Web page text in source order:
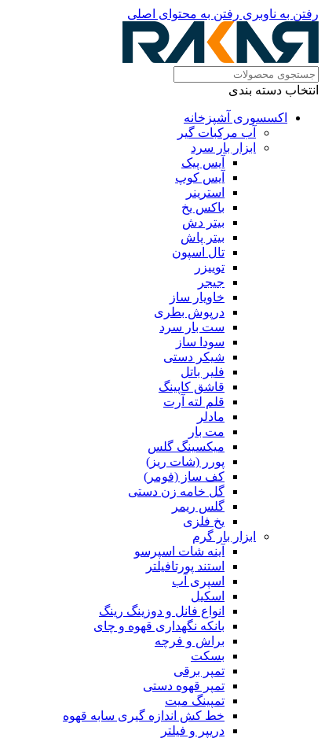
رفتن به ناوبری رفتن به محتوای اصلی
انتخاب دسته بندی
اکسسوری آشپزخانه
آب مرکبات گیر
ابزار بار سرد
آیس پیک
آیس کوپ
استرینر
باکس یخ
بیتر دش
بیتر پاش
تال اسپون
توییزر
جیجر
خاویار ساز
درپوش بطری
ست بار سرد
سودا ساز
شیکر دستی
فلیر باتل
قاشق کاپینگ
قلم لته آرت
مادلر
مت بار
میکسینگ گلس
پورر (شات ریز)
کف ساز (فومر)
گل خامه زن دستی
گلس ریمر
یخ فلزی
ابزار بار گرم
آینه شات اسپرسو
استند پورتافیلتر
اسپری آب
اسکیل
انواع فانل و دوزینگ رینگ
بانکه نگهداری قهوه و چای
براش و فرچه
بسکت
تمپر برقی
تمپر قهوه دستی
تمپینگ میت
خط کش اندازه گیری سابه قهوه
دریپر و فیلتر